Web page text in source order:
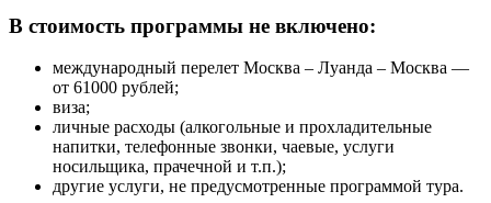
В стоимость программы не включено:
международный перелет Москва – Луанда – Москва —
от 61000 рублей;
виза;
личные расходы (алкогольные и прохладительные
напитки, телефонные звонки, чаевые, услуги
носильщика, прачечной и т.п.);
другие услуги, не предусмотренные программой тура.